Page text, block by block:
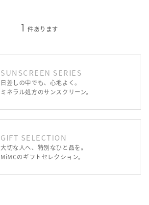
件あります
SUNSCREEN SERIES
日差しの中でも、心地よく。
ミネラル処方のサンスクリーン。
GIFT SELECTION
大切な人へ、特別なひと品を。
MiMCのギフトセレクション。